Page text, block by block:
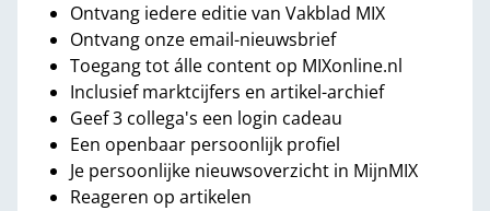
Ontvang iedere editie van Vakblad MIX
Ontvang onze email-nieuwsbrief
Toegang tot álle content op MIXonline.nl
Inclusief marktcijfers en artikel-archief
Geef 3 collega's een login cadeau
Een openbaar persoonlijk profiel
Je persoonlijke nieuwsoverzicht in MijnMIX
Reageren op artikelen